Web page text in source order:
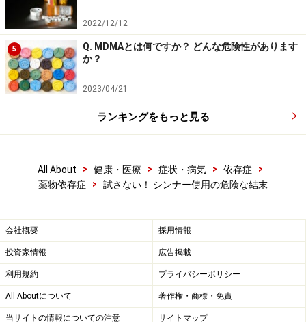
2022/12/12
5
Q. MDMAとは何ですか？ どんな危険性があります
か？
2023/04/21
ランキングをもっと見る
All About > 健康・医療 > 症状・病気 > 依存症
>
薬物依存症
> 試さない！ シンナー使用の危険な結末
会社概要 採用情報
投資家情報 広告掲載
利用規約 プライバシーポリシー
All Aboutについて 著作権・商標・免責
当サイトの情報についての注意 サイトマップ